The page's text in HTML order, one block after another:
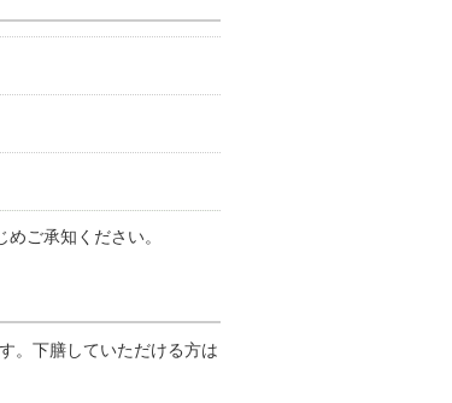
ご承知ください。
。下膳していただける方は